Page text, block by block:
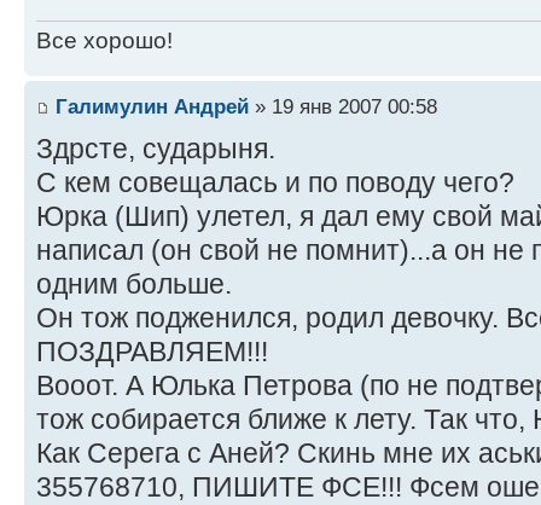
Все хорошо!
Галимулин Андрей » 19 янв 2007 00:58
Здрсте, сударыня.
С кем совещалась и по поводу чего?
Юрка (Шип) улетел, я дал ему свой
написал (он свой не помнит)...а он не
одним больше.
Он тож подженился, родил девочку.
ПОЗДРАВЛЯЕМ!!!
Вооот. А Юлька Петрова (по не
тож собирается ближе к лету. Так
Как Серега с Аней? Скинь мне их
355768710, ПИШИТЕ ФСЕ!!! Фсем